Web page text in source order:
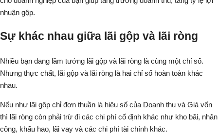
nhuận gộp.
Sự khác nhau giữa lãi gộp và lãi ròng
Nhiều bạn đang lầm tưởng lãi gộp và lãi ròng là cùng một chỉ số.
Nhưng thực chất, lãi gộp và lãi ròng là hai chỉ số hoàn toàn khác
nhau.
Nếu như lãi gộp chỉ đơn thuần là hiệu số của Doanh thu và Giá vốn
thì lãi ròng còn phải trừ đi các chi phí cố định khác như kho bãi, nhân
công, khấu hao, lãi vay và các chi phí tài chính khác.